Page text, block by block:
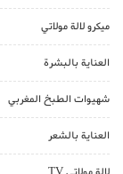
ميكرو لالة مولاتي
العناية بالبشرة
شهيوات الطبخ المغربي
العناية بالشعر